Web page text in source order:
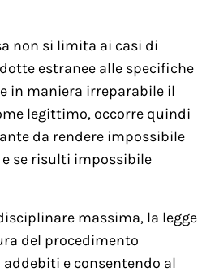
non si limita ai casi di
estranee alle specifiche
in maniera irreparabile il
legittimo, occorre quindi
da rendere impossibile
se risulti impossibile
massima, la legge
del procedimento
e consentendo al